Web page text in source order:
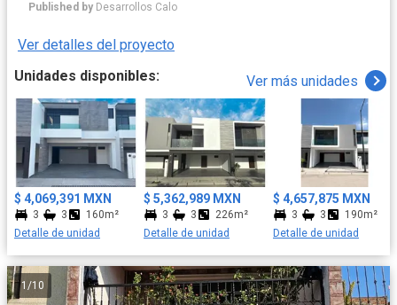
populares plazas comerciales, escuelas y supermercados.
Published by Desarrollos Calo
Ver detalles del proyecto
Unidades disponibles:
Ver más unidades
$ 4,069,391 MXN
3 3
160m²
Detalle de unidad
$ 5,362,989 MXN
3 3
226m²
Detalle de unidad
$ 4,657,875 MXN
3 3
190m²
Detalle de unidad
1 /10